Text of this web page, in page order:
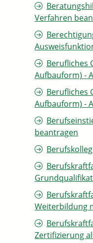
Verfahren
Berufliches
Aufbauform) -
Berufliches
Aufbauform) -
beantragen
Weiterbildung
Zertifizierung